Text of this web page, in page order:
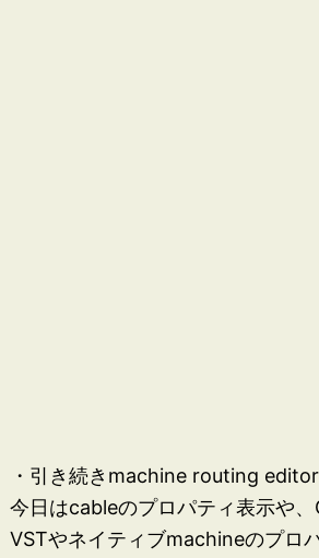
・引き続きmachine routing editor
今日はcableのプロパティ表示や
VSTやネイティブmachineのプロ